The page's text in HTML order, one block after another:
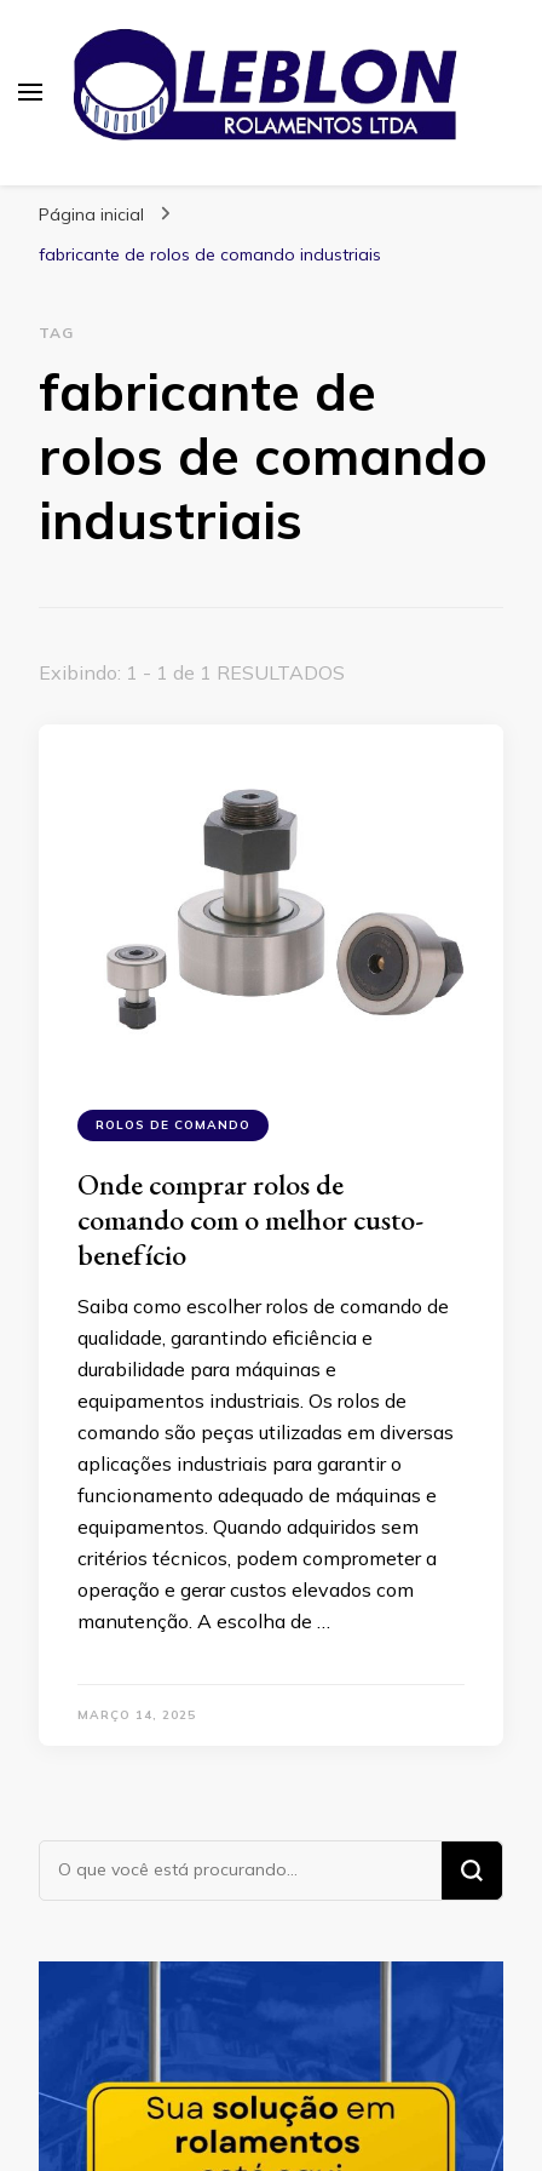
Página inicial
fabricante de rolos de comando industriais
TAG
fabricante de
rolos de comando
industriais
Exibindo: 1 - 1 de 1 RESULTADOS
ROLOS DE COMANDO
Onde comprar rolos de
comando com o melhor custo-
benefício
Saiba como escolher rolos de comando de
qualidade, garantindo eficiência e
durabilidade para máquinas e
equipamentos industriais. Os rolos de
comando são peças utilizadas em diversas
aplicações industriais para garantir o
funcionamento adequado de máquinas e
equipamentos. Quando adquiridos sem
critérios técnicos, podem comprometer a
operação e gerar custos elevados com
manutenção. A escolha de …
MARÇO 14, 2025
Procurando
algo?